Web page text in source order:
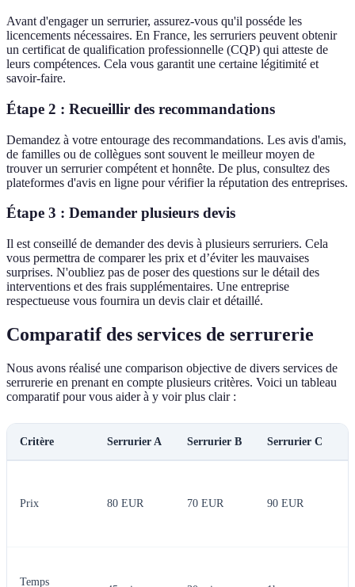
Avant d'engager un serrurier, assurez-vous qu'il posséde les
licencements nécessaires. En France, les serruriers peuvent obtenir
un certificat de qualification professionnelle (CQP) qui atteste de
leurs compétences. Cela vous garantit une certaine légitimité et
savoir-faire.
Étape 2 : Recueillir des recommandations
Demandez à votre entourage des recommandations. Les avis d'amis,
de familles ou de collègues sont souvent le meilleur moyen de
trouver un serrurier compétent et honnête. De plus, consultez des
plateformes d'avis en ligne pour vérifier la réputation des entreprises.
Étape 3 : Demander plusieurs devis
Il est conseillé de demander des devis à plusieurs serruriers. Cela
vous permettra de comparer les prix et d’éviter les mauvaises
surprises. N'oubliez pas de poser des questions sur le détail des
interventions et des frais supplémentaires. Une entreprise
respectueuse vous fournira un devis clair et détaillé.
Comparatif des services de serrurerie
Nous avons réalisé une comparison objective de divers services de
serrurerie en prenant en compte plusieurs critères. Voici un tableau
comparatif pour vous aider à y voir plus clair :
Critère Serrurier A Serrurier B Serrurier C
Prix 80 EUR 70 EUR 90 EUR
Temps